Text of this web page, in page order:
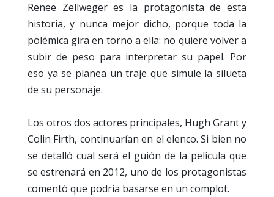
Renee Zellweger es la protagonista de esta
historia, y nunca mejor dicho, porque toda la
polémica gira en torno a ella: no quiere volver a
subir de peso para interpretar su papel. Por
eso ya se planea un traje que simule la silueta
de su personaje.
Los otros dos actores principales, Hugh Grant y
Colin Firth, continuarían en el elenco. Si bien no
se detalló cual será el guión de la película que
se estrenará en 2012, uno de los protagonistas
comentó que podría basarse en un complot.